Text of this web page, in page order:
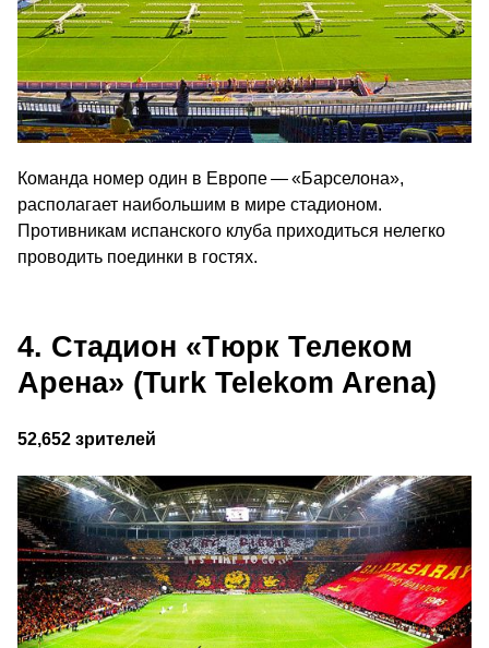
Команда номер один в Европе — «Барселона»,
располагает наибольшим в мире стадионом.
Противникам испанского клуба приходиться нелегко
проводить поединки в гостях.
4. Стадион «Тюрк Телеком
Арена» (Turk Telekom Arena)
52,652 зрителей